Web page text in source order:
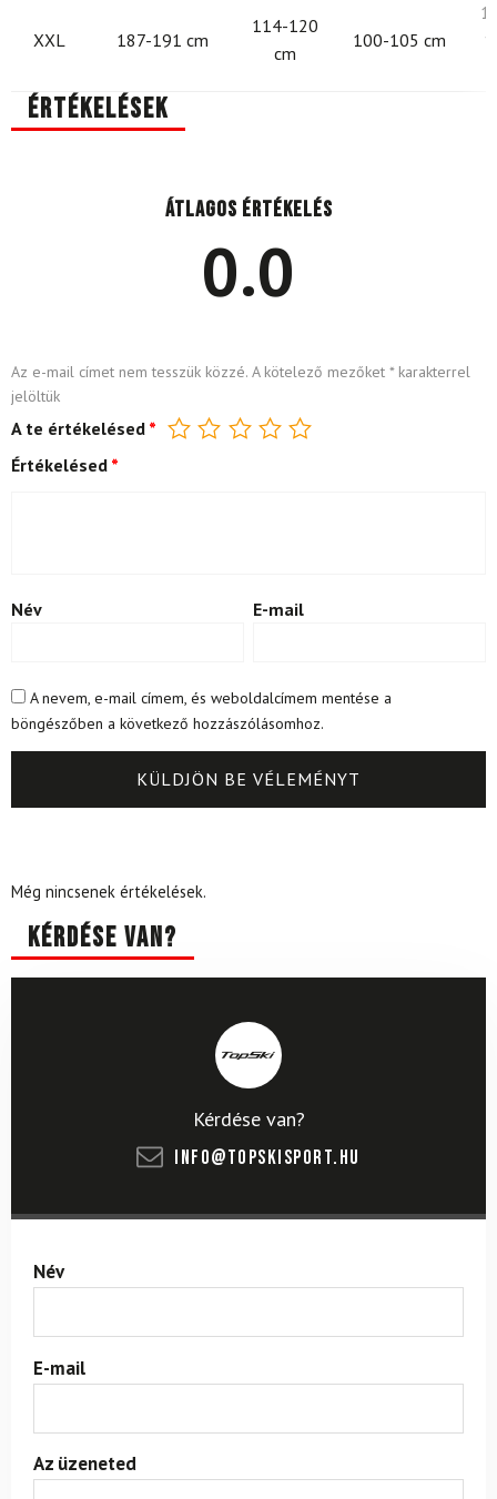
XXL 187-191 cm
114-120
cm
100-105 cm
Értékelések
Átlagos értékelés
0.0
Az e-mail címet nem tesszük közzé. A kötelező mezőket *karakterrel
jelöltük
A te értékelésed *
Értékelésed *
Név E-mail
A nevem, e-mail címem, és weboldalcímem mentése a
böngészőben a következő hozzászólásomhoz.
Még nincsenek értékelések.
Kérdése van?
Kérdése van?
info@topskisport.hu
Név
E-mail
Az üzeneted